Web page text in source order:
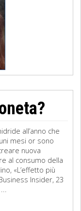
all’anno che
mesi or sono
nuova
al consumo della
«L’effetto più
Insider, 23